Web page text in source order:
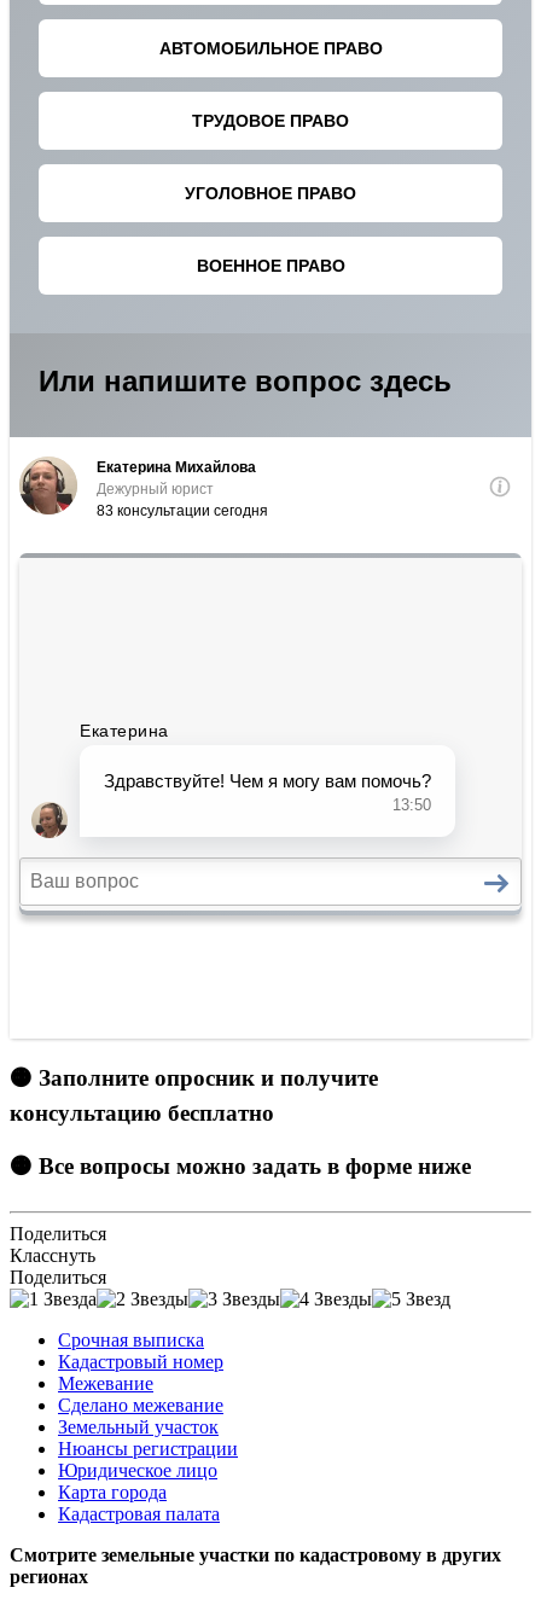
🟠 Заполните опросник и получите
консультацию бесплатно
🟠 Все вопросы можно задать в форме ниже
Поделиться
Класснуть
Поделиться
Срочная выписка
Кадастровый номер
Межевание
Сделано межевание
Земельный участок
Нюансы регистрации
Юридическое лицо
Карта города
Кадастровая палата
Смотрите земельные участки по кадастровому в других
регионах